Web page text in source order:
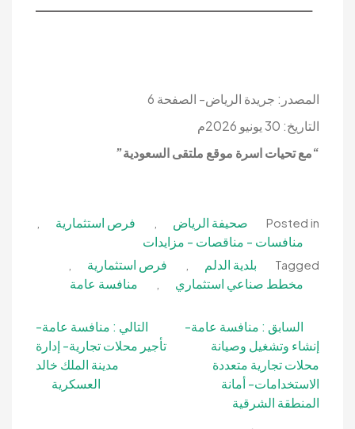
المصدر: جريدة الرياض- الصفحة 6
التاريخ: 30 يونيو 2026م
“مع تحيات اسرة موقع ملتقى السعودية”
Posted in صحيفة الرياض فرص استثمارية
منافسات - مناقصات - مزايدات
Tagged بلدية الدلم فرص استثمارية
مخطط صناعي استثماري منافسة عامة
تصفّح
المقالات
السابق : منافسة عامة-
إنشاء وتشغيل وصيانة
محلات تجارية متعددة
الاستخدامات- أمانة
المنطقة الشرقية
التالي : منافسة عامة-
تأجير محلات تجارية- إدارة
مدينة الملك خالد
العسكرية